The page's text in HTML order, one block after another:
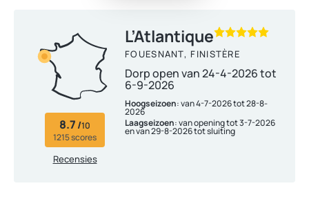
8.7 /10
1215 scores
Recensies
L’Atlantique
FOUESNANT, FINISTÈRE
Dorp open van 24-4-2026 tot
6-9-2026
Hoogseizoen: van 4-7-2026 tot 28-8-
2026
Laagseizoen: van opening tot 3-7-2026
en van 29-8-2026 tot sluiting